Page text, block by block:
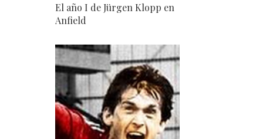
El año I de Jürgen Klopp en
Anfield